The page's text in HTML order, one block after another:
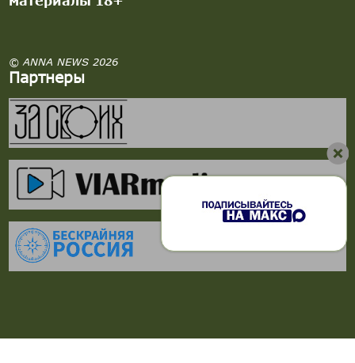
© ANNA NEWS 2026
Партнеры